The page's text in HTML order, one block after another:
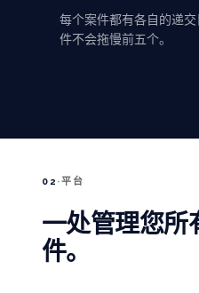
每个案件都有各自的递
件不会拖慢前五个。
02 ·平台
一处管理您所
件。